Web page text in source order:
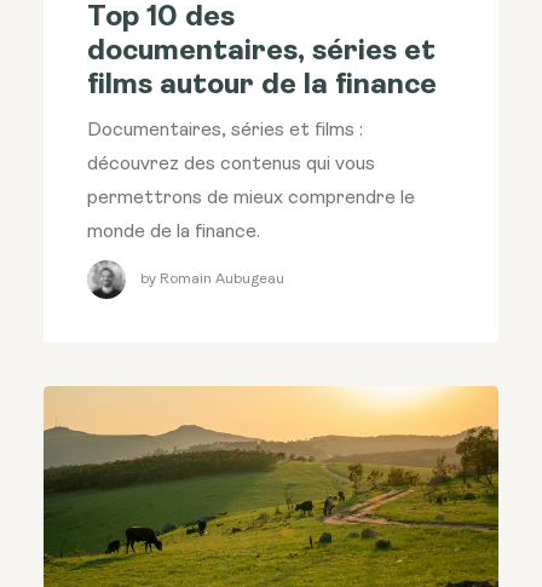
Top 10 des
documentaires, séries et
films autour de la finance
Documentaires, séries et films :
découvrez des contenus qui vous
permettrons de mieux comprendre le
monde de la finance.
by Romain Aubugeau